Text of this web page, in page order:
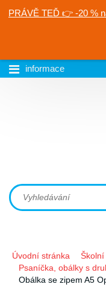
PRÁVĚ TEĎ 👉 -20 %
informace
Úvodní stránka
Psaníčka, obálky s
Obálka se zipem A5